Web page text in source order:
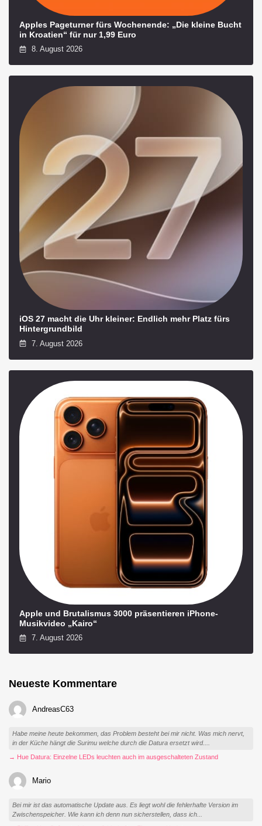
Apples Pageturner fürs Wochenende: „Die kleine Bucht
in Kroatien“ für nur 1,99 Euro
8. August 2026
iOS 27 macht die Uhr kleiner: Endlich mehr Platz fürs
Hintergrundbild
7. August 2026
Apple und Brutalismus 3000 präsentieren iPhone-
Musikvideo „Kairo“
7. August 2026
Neueste Kommentare
AndreasC63
Habe meine heute bekommen, das Problem besteht bei mir nicht. Was mich nervt,
in der Küche hängt die Surimu welche durch die Datura ersetzt wird....
→ Hue Datura: Einzelne LEDs leuchten auch im ausgeschalteten Zustand
Mario
Bei mir ist das automatische Update aus. Es liegt wohl die fehlerhafte Version im
Zwischenspeicher. Wie kann ich denn nun sicherstellen, dass ich...